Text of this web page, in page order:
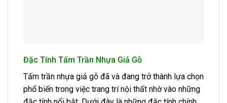
Đặc Tính Tấm Trần Nhựa Giả Gỗ
Tấm trần nhựa giả gỗ đã và đang trở thành lựa chọn
phổ biến trong việc trang trí nội thất nhờ vào những